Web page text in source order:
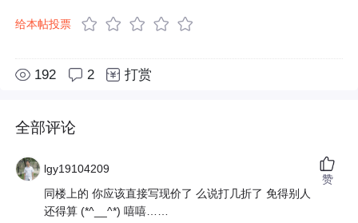
给本帖投票
192 2 打赏
全部评论
lgy19104209
同楼上的 你应该直接写现价了 么说打几折了 免得别人
还得算 (*^__^*) 嘻嘻……
赞